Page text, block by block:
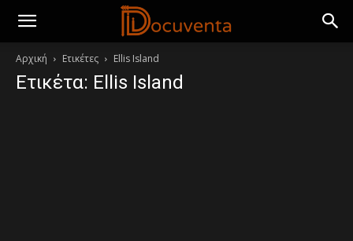
Αρχική Ετικέτες Ellis Island
Ετικέτα: Ellis Island